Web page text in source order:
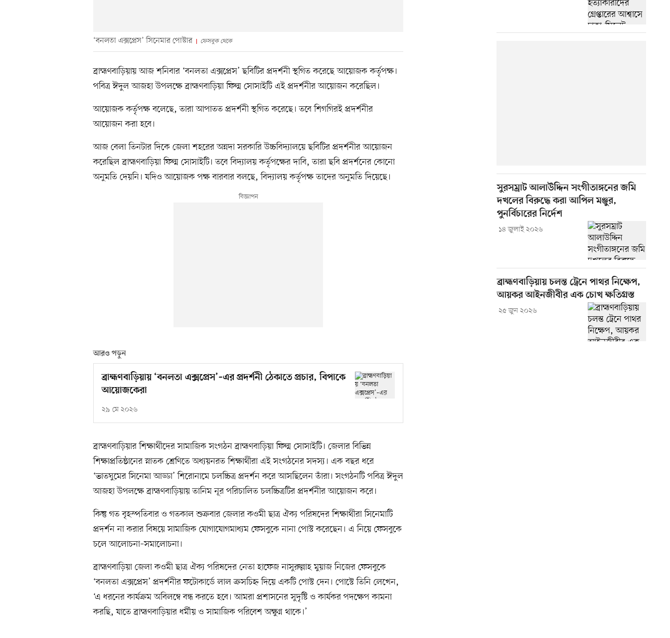
‘বনলতা এক্সপ্রেস’ সিনেমার পোস্টার ফেসবুক থেকে
ব্রাহ্মণবাড়িয়ায় আজ শনিবার ‘বনলতা এক্সপ্রেস’ ছবিটির প্রদর্শনী স্থগিত করেছে আয়োজক কর্তৃপক্ষ।
পবিত্র ঈদুল আজহা উপলক্ষে ব্রাহ্মণবাড়িয়া ফিল্ম সোসাইটি এই প্রদর্শনীর আয়োজন করেছিল।
আয়োজক কর্তৃপক্ষ বলেছে, তারা আপাতত প্রদর্শনী স্থগিত করেছে। তবে শিগগিরই প্রদর্শনীর
আয়োজন করা হবে।
আজ বেলা তিনটার দিকে জেলা শহরের অন্নদা সরকারি উচ্চবিদ্যালয়ে ছবিটির প্রদর্শনীর আয়োজন
করেছিল ব্রাহ্মণবাড়িয়া ফিল্ম সোসাইটি। তবে বিদ্যালয় কর্তৃপক্ষের দাবি, তারা ছবি প্রদর্শনের কোনো
অনুমতি দেয়নি। যদিও আয়োজক পক্ষ বারবার বলছে, বিদ্যালয় কর্তৃপক্ষ তাদের অনুমতি দিয়েছে।
আরও পড়ুন
ব্রাহ্মণবাড়িয়ায় ‘বনলতা এক্সপ্রেস’–এর প্রদর্শনী ঠেকাতে প্রচার, বিপাকে
আয়োজকেরা
২৯ মে ২০২৬
ব্রাহ্মণবাড়িয়ার শিক্ষার্থীদের সামাজিক সংগঠন ব্রাহ্মণবাড়িয়া ফিল্ম সোসাইটি। জেলার বিভিন্ন
শিক্ষাপ্রতিষ্ঠানের স্নাতক শ্রেণিতে অধ্যয়নরত শিক্ষার্থীরা এই সংগঠনের সদস্য। এক বছর ধরে
‘ভাতঘুমের সিনেমা আড্ডা’ শিরোনামে চলচ্চিত্র প্রদর্শন করে আসছিলেন তাঁরা। সংগঠনটি পবিত্র ঈদুল
আজহা উপলক্ষে ব্রাহ্মণবাড়িয়ায় তানিম নূর পরিচালিত চলচ্চিত্রটির প্রদর্শনীর আয়োজন করে।
কিন্তু গত বৃহস্পতিবার ও গতকাল শুক্রবার জেলার কওমী ছাত্র ঐক্য পরিষদের শিক্ষার্থীরা সিনেমাটি
প্রদর্শন না করার বিষয়ে সামাজিক যোগাযোগমাধ্যম ফেসবুকে নানা পোস্ট করেছেন। এ নিয়ে ফেসবুকে
চলে আলোচনা–সমালোচনা।
ব্রাহ্মণবাড়িয়া জেলা কওমী ছাত্র ঐক্য পরিষদের নেতা হাফেজ নাসুরুল্লাহ মুয়াজ নিজের ফেসবুকে
‘বনলতা এক্সপ্রেস’ প্রদর্শনীর ফটোকার্ডে লাল ক্রসচিহ্ন দিয়ে একটি পোস্ট দেন। পোস্টে তিনি লেখেন,
‘এ ধরনের কার্যক্রম অবিলম্বে বন্ধ করতে হবে। আমরা প্রশাসনের সুদৃষ্টি ও কার্যকর পদক্ষেপ কামনা
করছি, যাতে ব্রাহ্মণবাড়িয়ার ধর্মীয় ও সামাজিক পরিবেশ অক্ষুণ্ন থাকে।’
সুরসম্রাট আলাউদ্দিন সংগীতাঙ্গনের জমি
দখলের বিরুদ্ধে করা আপিল মঞ্জুর,
পুনর্বিচারের নির্দেশ
১৪ জুলাই ২০২৬
ব্রাহ্মণবাড়িয়ায় চলন্ত ট্রেনে পাথর নিক্ষেপ,
আয়কর আইনজীবীর এক চোখ ক্ষতিগ্রস্ত
২৫ জুন ২০২৬